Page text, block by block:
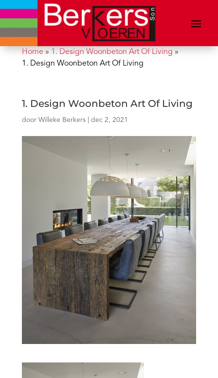
Home» 1. Design Woonbeton Art Of Living »
1. Design Woonbeton Art Of Living
1. Design Woonbeton Art Of Living
door Willeke Berkers| dec 2, 2021